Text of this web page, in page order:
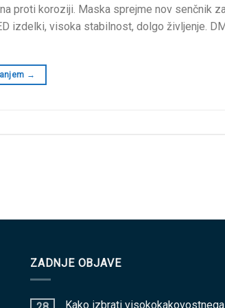
proti koroziji. Maska sprejme nov senčnik
izdelki, visoka stabilnost, dolgo življenje.
→
ZADNJE OBJAVE
Kako izbrati